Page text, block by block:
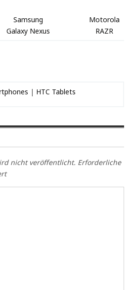
Samsung
Galaxy Nexus
Motorola
RAZR
| HTC Tablets
nicht veröffentlicht. Erforderliche